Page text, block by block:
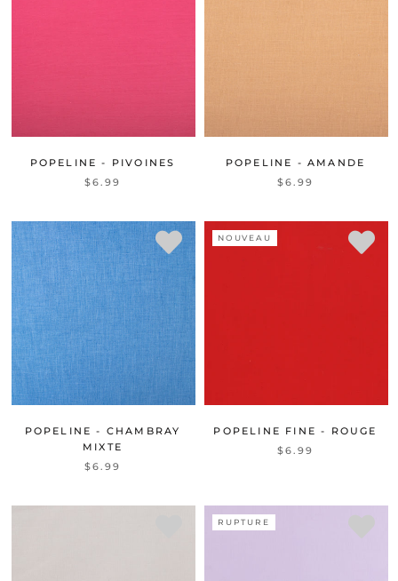
POPELINE - PIVOINES
$6.99
POPELINE - AMANDE
$6.99
POPELINE - CHAMBRAY
MIXTE
$6.99
NOUVEAU
POPELINE FINE - ROUGE
$6.99
RUPTURE